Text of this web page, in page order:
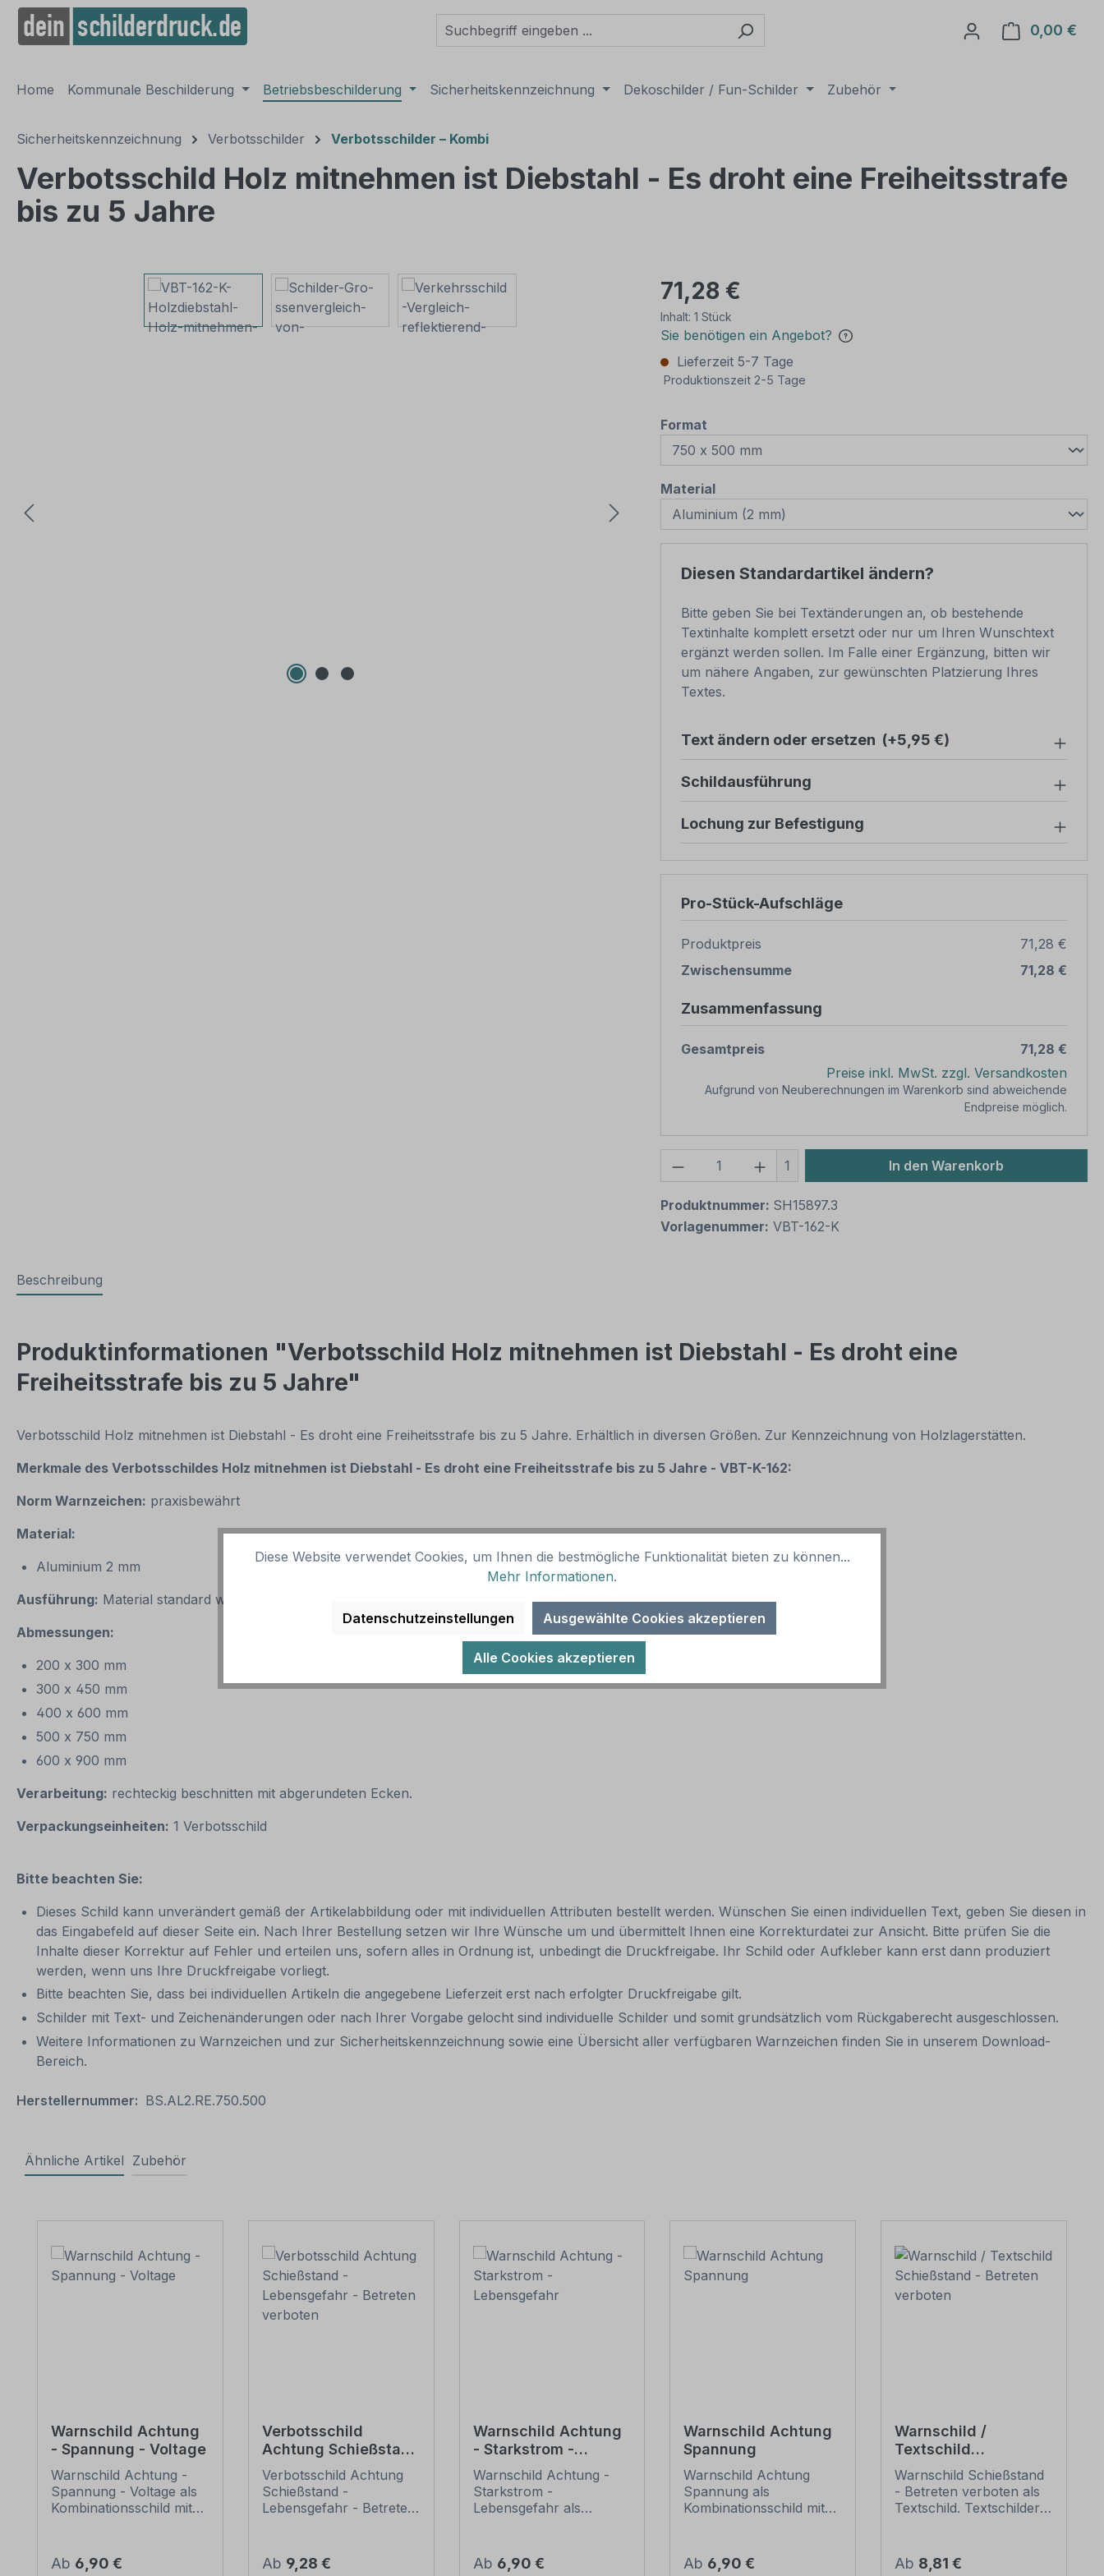
Zur Hauptnavigation springen
0,00 €
Home Kommunale Beschilderung Betriebsbeschilderung Sicherheitskennzeichnung Dekoschilder / Fun-Schilder Zubehör
Sicherheitskennzeichnung Verbotsschilder Verbotsschilder – Kombi
Verbotsschild Holz mitnehmen ist Diebstahl - Es droht eine Freiheitsstrafe
bis zu 5 Jahre
Bildergalerie überspringen 71,28 €
Inhalt: 1 Stück
Sie benötigen ein Angebot?
Lieferzeit 5-7 Tage
Produktionszeit 2-5 Tage
Format
Materialauswählen
Diesen Standardartikel ändern?
Bitte geben Sie bei Textänderungen an, ob bestehende
Textinhalte komplett ersetzt oder nur um Ihren Wunschtext
ergänzt werden sollen. Im Falle einer Ergänzung, bitten wir
um nähere Angaben, zur gewünschten Platzierung Ihres
Textes.
Text ändern oder ersetzen (+5,95 €)
Schildausführung
Lochung zur Befestigung
Pro-Stück-Aufschläge
Produktpreis
71,28 €
Zwischensumme
71,28 €
Zusammenfassung
Gesamtpreis
71,28 €
Preise inkl. MwSt. zzgl. Versandkosten
Aufgrund von Neuberechnungen im Warenkorb sind abweichende
Endpreise möglich.
Produkt Anzahl: Gib den gewünschten Wert
1 In den Warenkorb
Produktnummer: SH15897.3
Vorlagenummer: VBT-162-K
Beschreibung
Produktinformationen "Verbotsschild Holz mitnehmen ist Diebstahl - Es droht eine
Freiheitsstrafe bis zu 5 Jahre"
Verbotsschild Holz mitnehmen ist Diebstahl - Es droht eine Freiheitsstrafe bis zu 5 Jahre. Erhältlich in diversen Größen. Zur Kennzeichnung von Holzlagerstätten.
Merkmale des Verbotsschildes Holz mitnehmen ist Diebstahl - Es droht eine Freiheitsstrafe bis zu 5 Jahre - VBT-K-162:
Norm Warnzeichen: praxisbewährt
Material:
Aluminium 2 mm
Ausführung: Material standard weiß, Verbotszeichen schwarz/rot und Text schwarz. Alternative Ausführungen sind möglich.
Abmessungen:
200 x 300 mm
300 x 450 mm
400 x 600 mm
500 x 750 mm
600 x 900 mm
Verarbeitung: rechteckig beschnitten mit abgerundeten Ecken.
Verpackungseinheiten: 1 Verbotsschild
Bitte beachten Sie:
Dieses Schild kann unverändert gemäß der Artikelabbildung oder mit individuellen Attributen bestellt werden. Wünschen Sie einen individuellen Text, geben Sie diesen in
das Eingabefeld auf dieser Seite ein. Nach Ihrer Bestellung setzen wir Ihre Wünsche um und übermittelt Ihnen eine Korrekturdatei zur Ansicht. Bitte prüfen Sie die
Inhalte dieser Korrektur auf Fehler und erteilen uns, sofern alles in Ordnung ist, unbedingt die Druckfreigabe. Ihr Schild oder Aufkleber kann erst dann produziert
werden, wenn uns Ihre Druckfreigabe vorliegt.
Bitte beachten Sie, dass bei individuellen Artikeln die angegebene Lieferzeit erst nach erfolgter Druckfreigabe gilt.
Schilder mit Text- und Zeichenänderungen oder nach Ihrer Vorgabe gelocht sind individuelle Schilder und somit grundsätzlich vom Rückgaberecht ausgeschlossen.
Weitere Informationen zu Warnzeichen und zur Sicherheitskennzeichnung sowie eine Übersicht aller verfügbaren Warnzeichen finden Sie in unserem Download-
Bereich.
Herstellernummer: BS.AL2.RE.750.500
Ähnliche Artikel Zubehör
Warnschild Achtung
- Spannung - Voltage
Warnschild Achtung -
Spannung - Voltage als
Kombinationsschild mit
beinhalten genormte
Regulärer Preis:
Ab 6,90 €
Verbotsschild
Achtung Schießstand
- Lebensgefahr -
Betreten verboten
Verbotsschild Achtung
Schießstand -
Lebensgefahr - Betreten
Zusatztext als
Regulärer Preis:
Ab 9,28 €
Warnschild Achtung
- Starkstrom -
Lebensgefahr
Warnschild Achtung -
Starkstrom -
Lebensgefahr als
Kombinationsschilder
Regulärer Preis:
Ab 6,90 €
Warnschild Achtung
Spannung
Warnschild Achtung
Spannung als
Kombinationsschild mit
beinhalten genormte
Regulärer Preis:
Ab 6,90 €
Warnschild /
Textschild
Schießstand -
Betreten verboten
Warnschild Schießstand
- Betreten verboten als
Textschild. Textschilder
Ausführungen erhältlich,
Regulärer Preis:
Ab 8,81 €
Diese Website verwendet Cookies, um Ihnen die bestmögliche Funktionalität bieten zu können...
Mehr Informationen.
Datenschutzeinstellungen Ausgewählte Cookies akzeptieren
Alle Cookies akzeptieren